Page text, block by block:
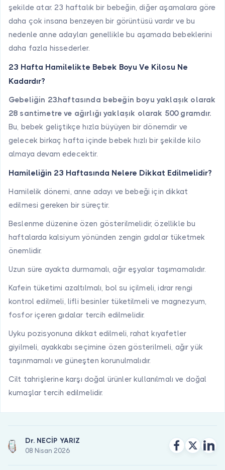
şekilde atar. 23 haftalık bir bebeğin, diğer aşamalara göre
daha çok insana benzeyen bir görüntüsü vardır ve bu
nedenle anne adayları genellikle bu aşamada bebeklerini
daha fazla hissederler.
23 Hafta Hamilelikte Bebek Boyu Ve Kilosu Ne
Kadardır?
Gebeliğin 23.haftasında bebeğin boyu yaklaşık olarak
28 santimetre ve ağırlığı yaklaşık olarak 500 gramdır.
Bu, bebek geliştikçe hızla büyüyen bir dönemdir ve
gelecek birkaç hafta içinde bebek hızlı bir şekilde kilo
almaya devam edecektir.
Hamileliğin 23 Haftasında Nelere Dikkat Edilmelidir?
Hamilelik dönemi, anne adayı ve bebeği için dikkat
edilmesi gereken bir süreçtir.
Beslenme düzenine özen gösterilmelidir, özellikle bu
haftalarda kalsiyum yönünden zengin gıdalar tüketmek
önemlidir.
Uzun süre ayakta durmamalı, ağır eşyalar taşımamalıdır.
Kafein tüketimi azaltılmalı, bol su içilmeli, idrar rengi
kontrol edilmeli, lifli besinler tüketilmeli ve magnezyum,
fosfor içeren gıdalar tercih edilmelidir.
Uyku pozisyonuna dikkat edilmeli, rahat kıyafetler
giyilmeli, ayakkabı seçimine özen gösterilmeli, ağır yük
taşınmamalı ve güneşten korunulmalıdır.
Cilt tahrişlerine karşı doğal ürünler kullanılmalı ve doğal
kumaşlar tercih edilmelidir.
Dr. NECİP YARIZ
08 Nisan 2026